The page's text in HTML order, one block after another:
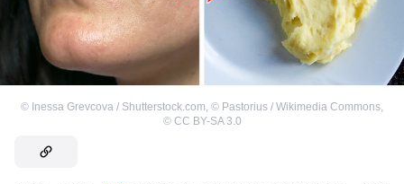
© Inessa Grevcova / Shutterstock.com, © Pastorius / Wikimedia Commons,
© CC BY-SA 3.0